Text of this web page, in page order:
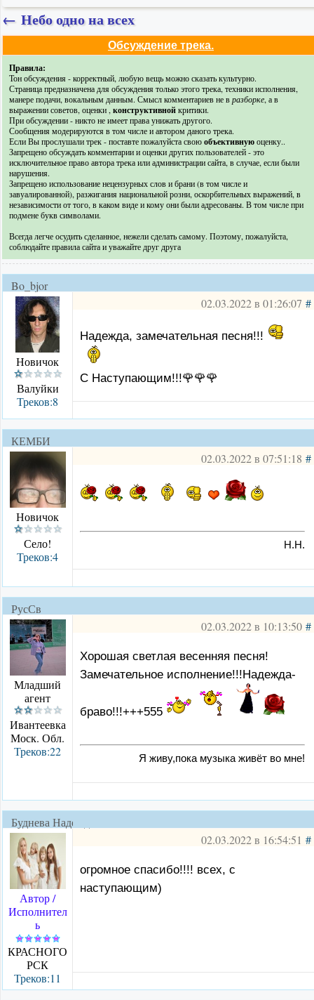
← Небо одно на всех
Обсуждение трека.
Правила:
Тон обсуждения - корректный, любую вещь можно сказать культурно.
Страница предназначена для обсуждения только этого трека, техники исполнения,
манере подачи, вокальным данным. Смысл комментариев не вразборке, а в
выражении советов, оценки ,конструктивнойкритики.
При обсуждении - никто не имеет права унижать другого.
Сообщения модерируются в том числе и автором даного трека.
Если Вы прослушали трек - поставте пожалуйста своюобъективнуюоценку..
Запрещено обсуждать комментарии и оценки других пользователей - это
исключительное право автора трека или администрации сайта, в случае, если были
нарушения.
Запрещено использование нецензурных слов и брани (в том числе и
завуалированной), разжигания национальной розни, оскорбительных выражений, в
независимости от того, в каком виде и кому они были адресованы. В том числе при
подмене букв символами.
Всегда легче осудить сделанное, нежели сделать самому. Поэтому, пожалуйста,
соблюдайте правила сайта и уважайте друг друга
Bo_bjor
02.03.2022 в 01:26:07 #
Новичок
Валуйки
Треков:8
Надежда, замечательная песня!!!
С Наступающим!!!🌹🌹🌹
КЕМБИ
02.03.2022 в 07:51:18 #
Новичок
Село!
Треков:4
Н.Н.
РусСв
02.03.2022 в 10:13:50 #
Младший
агент
Ивантеевка
Моск. Обл.
Треков:22
Хорошая светлая весенняя песня!
Замечательное исполнение!!!Надежда-
браво!!!+++555
Я живу,пока музыка живёт во мне!
Буднева Надежда
02.03.2022 в 16:54:51 #
Автор /
Исполнител
ь
КРАСНОГО
РСК
Треков:11
огромное спасибо!!!! всех, с
наступающим)